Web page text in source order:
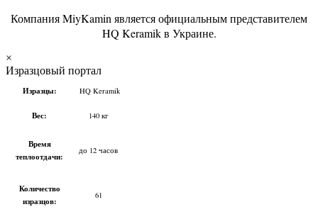
Компания MiyKamin является официальным представителем
HQ Keramik в Украине.
×
Изразцовый портал
Изразцы: HQ Keramik
Вес: 140 кг
Время
теплоотдачи:
до 12 часов
Количество
изразцов:
61